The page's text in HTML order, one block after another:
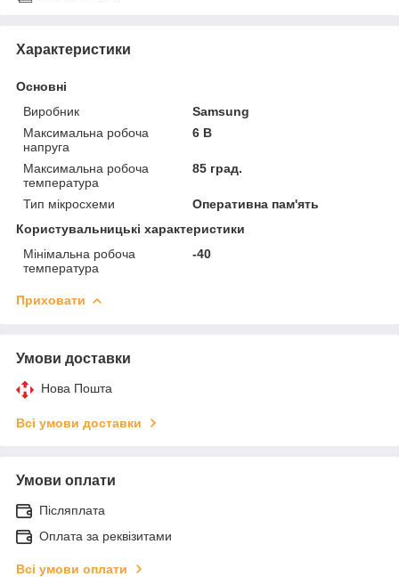
Характеристики
Основні
Виробник
Samsung
Максимальна робоча
напруга
6 В
Максимальна робоча
температура
85 град.
Тип мікросхеми
Оперативна пам'ять
Користувальницькі характеристики
Мінімальна робоча
температура
-40
Приховати
Умови доставки
Нова Пошта
Всі умови доставки
Умови оплати
Післяплата
Оплата за реквізитами
Всі умови оплати